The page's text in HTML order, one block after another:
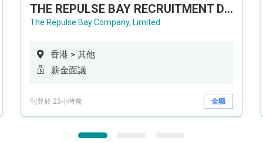
THE REPULSE BAY RECRUITMENT DAY 淺水灣影灣園人才招聘會
The Repulse Bay Company, Limited
香港 > 其他
薪金面議
刊登於 23小時前 全職